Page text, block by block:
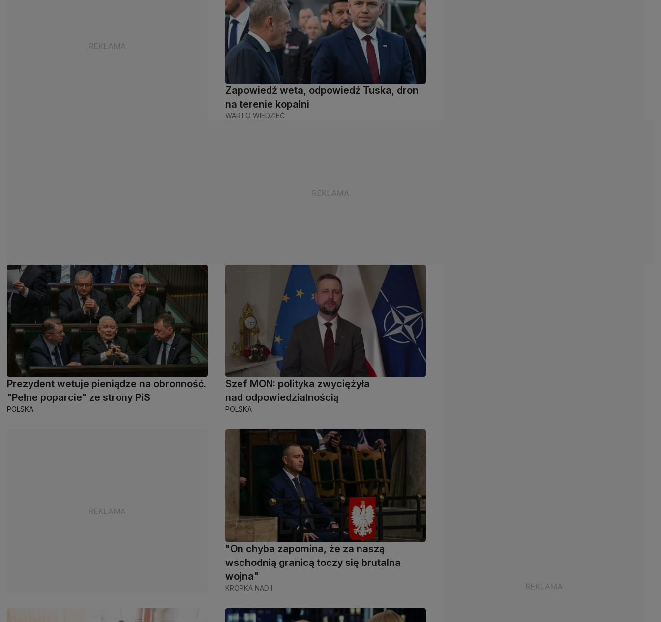
Zapowiedź weta, odpowiedź Tuska, dron
na terenie kopalni
WARTO WIEDZIEĆ
Prezydent wetuje pieniądze na obronność.
"Pełne poparcie" ze strony PiS
POLSKA
Szef MON: polityka zwyciężyła
nad odpowiedzialnością
POLSKA
"On chyba zapomina, że za naszą
wschodnią granicą toczy się brutalna
wojna"
KROPKA NAD I